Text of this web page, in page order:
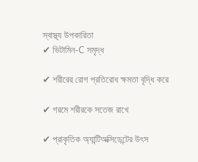
স্বাস্থ্য উপকারিতা
✔ ভিটামিন-C সমৃদ্ধ
✔ শরীরের রোগ প্রতিরোধ ক্ষমতা বৃদ্ধি করে
✔ গরমে শরীরকে সতেজ রাখে
✔ প্রাকৃতিক অ্যান্টিঅক্সিডেন্টের উৎস